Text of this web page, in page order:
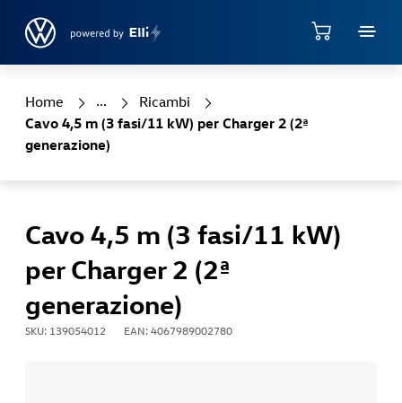
Home NegozioRicambi
Cavo 4,5 m (3 fasi/11 kW) per Charger 2 (2ª
generazione)
Cavo 4,5 m (3 fasi/11 kW)
per Charger 2 (2ª
generazione)
SKU: 139054012 EAN: 4067989002780